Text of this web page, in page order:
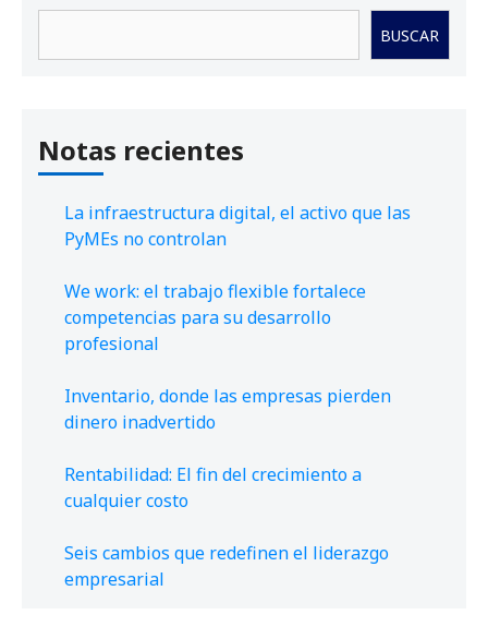
BUSCAR
Notas recientes
La infraestructura digital, el activo que las
PyMEs no controlan
We work: el trabajo flexible fortalece
competencias para su desarrollo
profesional
Inventario, donde las empresas pierden
dinero inadvertido
Rentabilidad: El fin del crecimiento a
cualquier costo
Seis cambios que redefinen el liderazgo
empresarial